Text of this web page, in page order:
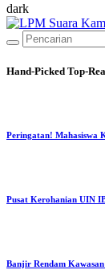
dark
Hand-Picked Top-
Peringatan! Mahasiswa
Pusat Kerohanian UIN
Banjir Rendam